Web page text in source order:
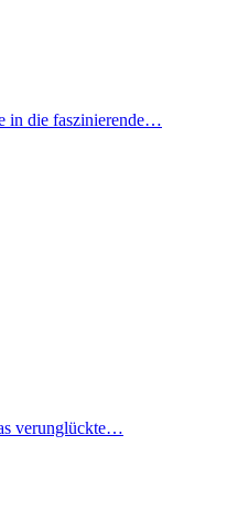
in die faszinierende…
verunglückte…